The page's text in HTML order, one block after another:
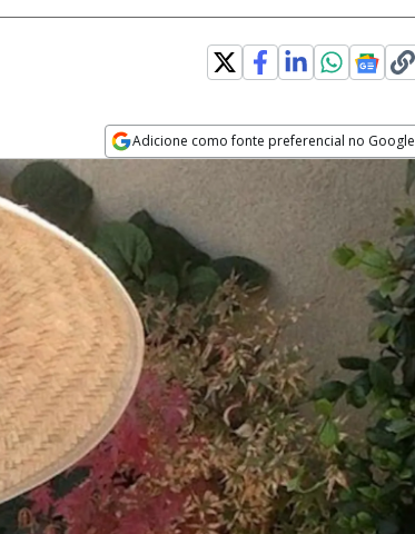
Adicione como fonte preferencial no Google
Opens in new window